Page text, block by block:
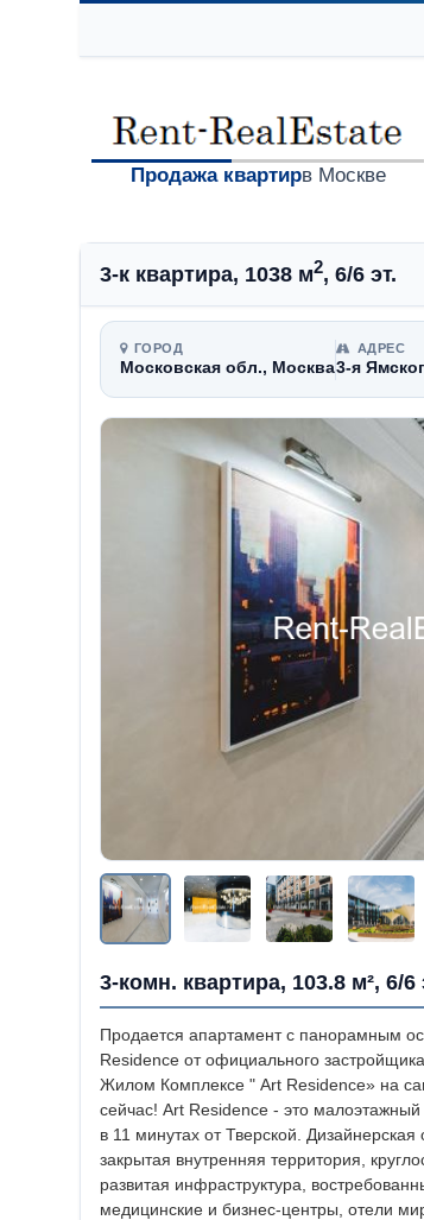
Продажа квартирв Москве
3-к квартира, 1038 м2, 6/6 эт.
ГОРОД
Московская обл., Москва
АДРЕС
3-я
3-комн. квартира, 103.8 м², 6/6
Продается апартамент с панорамным
Residence от официального
Жилом Комплексе " Art Residence» на
сейчас! Art Residence - это
в 11 минутах от Тверской.
закрытая внутренняя территория,
развитая инфраструктура,
медицинские и бизнес-центры, отели